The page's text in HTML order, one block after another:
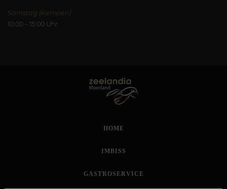
Samstag (Kempen)
10:00 – 15:00 Uhr
HOME
IMBISS
GASTROSERVICE